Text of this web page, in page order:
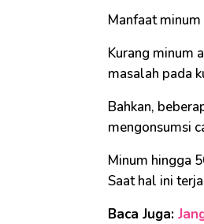
Manfaat
Kurang minum
masalah pada
Bahkan,
mengonsumsi
Minum hingga
Saat hal ini
Baca Juga: